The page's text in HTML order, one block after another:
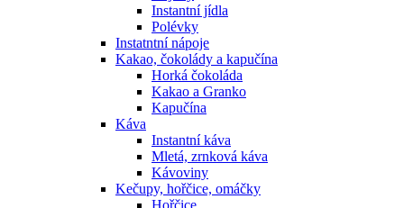
Instantní jídla
Polévky
Instatntní nápoje
Kakao, čokolády a kapučína
Horká čokoláda
Kakao a Granko
Kapučína
Káva
Instantní káva
Mletá, zrnková káva
Kávoviny
Kečupy, hořčice, omáčky
Hořčice